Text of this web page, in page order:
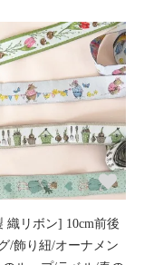
織リボン] 10cm前後
/飾り紐/オーナメン